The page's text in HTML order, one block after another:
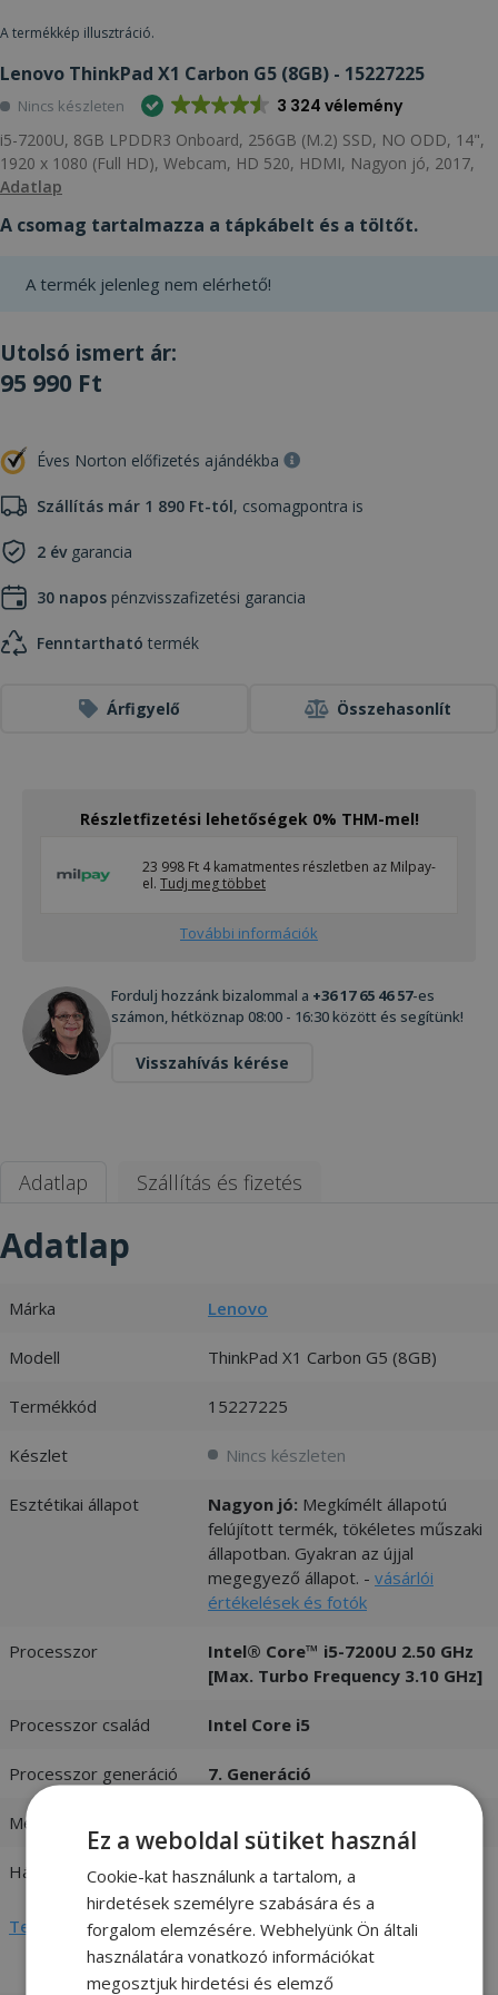
A termékkép illusztráció.
Lenovo ThinkPad X1 Carbon G5 (8GB) - 15227225
Nincs készleten 3 324 vélemény
i5-7200U, 8GB LPDDR3 Onboard, 256GB (M.2) SSD, NO ODD, 14",
1920 x 1080 (Full HD), Webcam, HD 520, HDMI, Nagyon jó, 2017,
Adatlap
A csomag tartalmazza a tápkábelt és a töltőt.
A termék jelenleg nem elérhető!
Utolsó ismert ár:
95 990 Ft
Éves Norton előfizetés ajándékba
Szállítás már 1 890 Ft-tól, csomagpontra is
2 évgarancia
30 napos pénzvisszafizetési garancia
Fenntartható termék
Árfigyelő Összehasonlít
Részletfizetési lehetőségek 0% THM-mel!
23 998 Ft 4 kamatmentes részletben az Milpay-
el. Tudj meg többet
További információk
Fordulj hozzánk bizalommal a +36 17 65 46 57-es
számon, hétköznap 08:00 - 16:30 között és segítünk!
Visszahívás kérése
Adatlap Szállítás és fizetés
Adatlap
Márka Lenovo
Modell ThinkPad X1 Carbon G5 (8GB)
Termékkód 15227225
Készlet Nincs készleten
Esztétikai állapot Nagyon jó: Megkímélt állapotú
felújított termék, tökéletes műszaki
állapotban. Gyakran az újjal
megegyező állapot. - vásárlói
értékelések és fotók
Processzor
Intel® Core™ i5-7200U 2.50 GHz
[Max. Turbo Frequency 3.10 GHz]
Processzor család Intel Core i5
Processzor generáció 7. Generáció
Memória (RAM)
Háttértár 256GB (M.2) SSD
Teljes adatlap megtekintése
Ez a weboldal sütiket használ
Cookie-kat használunk a tartalom, a
hirdetések személyre szabására és a
forgalom elemzésére. Webhelyünk Ön általi
használatára vonatkozó információkat
megosztjuk hirdetési és elemző